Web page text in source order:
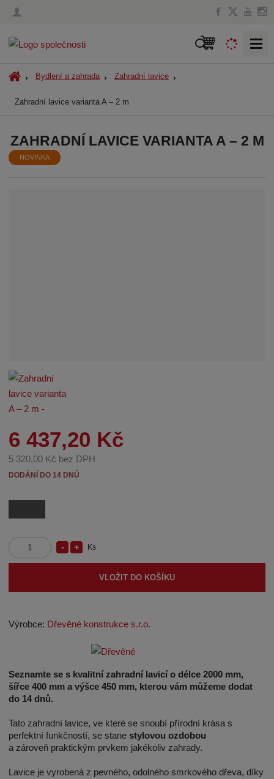
V
a
Ú
o
í
s
Bydlení a zahrada Zahradní lavice
Zahradní lavice varianta A – 2 m
ZAHRADNÍ LAVICE VARIANTA A – 2 M
NOVINKA
6 437,20 Kč
5 320,00 Kč bez DPH
DODÁNÍ DO 14 DNŮ
Z
n
t
e
t
N
a
ý
i
n
o
t
v
S
n
ž
t
o
ž
v
í
Ks
VLOŽIT DO KOŠÍKU
Výrobce: Dřevěné konstrukce s.r.o.
Seznamte se s kvalitní zahradní lavicí o délce 2000 mm,
šířce 400 mm a výšce 450 mm, kterou vám můžeme dodat
do 14 dnů.
Tato zahradní lavice, ve které se snoubí přírodní krása s
perfektní funkčností, se stane stylovou ozdobou
a zároveň praktickým prvkem jakékoliv zahrady.
Lavice je vyrobená z pevného, odolného smrkového dřeva, díky